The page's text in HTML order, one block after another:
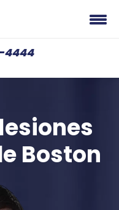
4444
Boston